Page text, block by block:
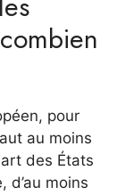
pour
au moins
des États
d’au moins